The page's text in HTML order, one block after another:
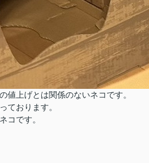
値上げとは関係のないネコです。
ております。
コです。